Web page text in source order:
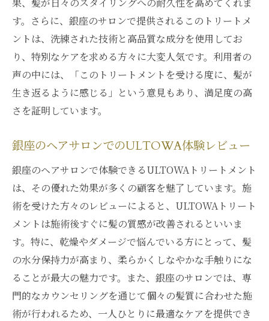
す。さらに、銀座のサロンで提供されるこのトリートメ
ントは、洗練された技術と高品質な成分を使用してお
り、特別なケアを求める方々に大変人気です。利用者の
声の中には、「このトリートメントを受ける度に、髪が
生き返るように感じる」という意見もあり、満足度の高
さを証明しています。
銀座のヘアサロンでのULTOWA体験レビュー
銀座のヘアサロンで体験できるULTOWAトリートメント
は、その優れた効果が多くの顧客を魅了しています。施
術を受けた方々のレビューによると、ULTOWAトリート
メントは施術後すぐに髪の質感が改善されるといいま
す。特に、乾燥やダメージで悩んでいる方にとって、髪
の水分保持力が高まり、柔らかくしなやかな手触りにな
ることが最大の魅力です。また、銀座のサロンでは、専
門的なカウンセリングを通じて個々の髪質に合わせた施
術が行われるため、一人ひとりに最適なケアを提供でき